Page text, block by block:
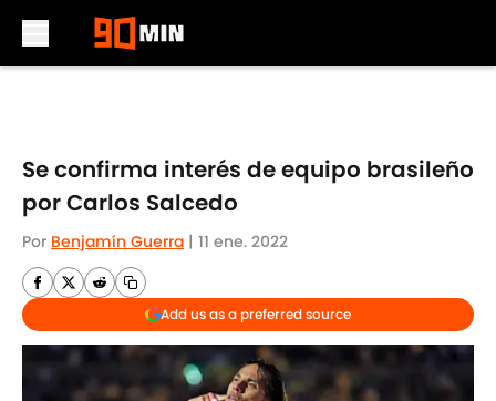
Se confirma interés de equipo brasileño
por Carlos Salcedo
Por Benjamín Guerra | 11 ene. 2022
Add us as a preferred source